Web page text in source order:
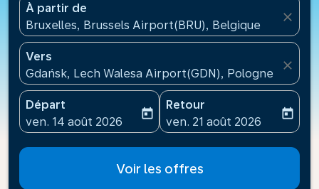
À partir de
Bruxelles, Brussels Airport(BRU), Belgique
close
Vers
Gdańsk, Lech Walesa Airport(GDN), Pologne
close
Départ
fc-booking-departure-date-aria-label
ven. 14 août 2026
today
Retour
fc-booking-return-date-
ven. 21 août 2026
today
Voir les offres